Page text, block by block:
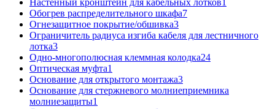
Обогрев распределительного шкафа7
Огнезащитное покрытие/обшивка3
Ограничитель радиуса изгиба кабеля для лестничного
лотка3
Одно-многополюсная клеммная колодка24
Оптическая муфта1
Основание для открытого монтажа3
Основание для стержневого молниеприемника
молниезащиты1